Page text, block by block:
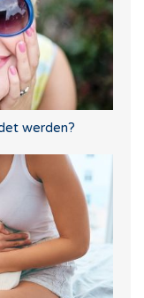
werden?